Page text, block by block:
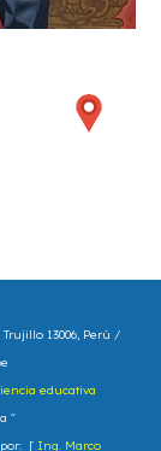
13006, Perú /
educativa
"
[ Ing. Marco